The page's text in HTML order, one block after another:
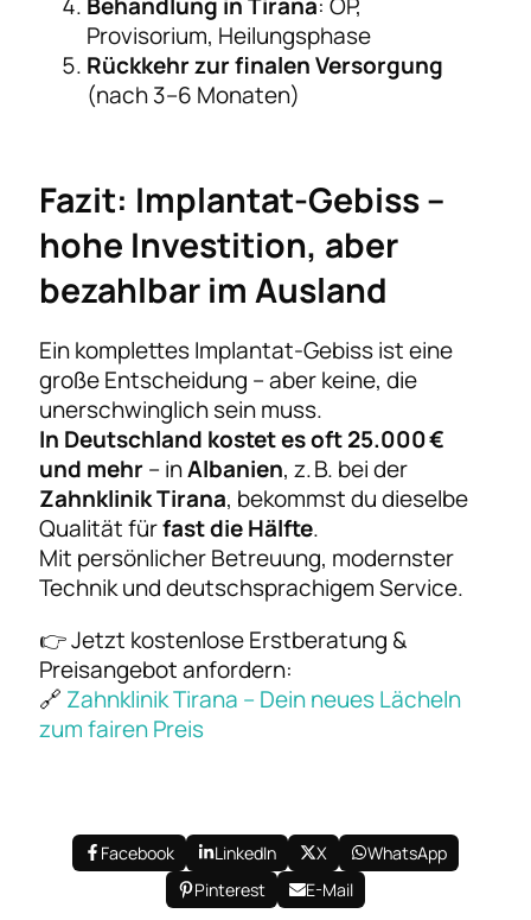
Provisorium, Heilungsphase
Rückkehr zur finalen Versorgung
(nach 3–6 Monaten)
Fazit: Implantat-Gebiss –
hohe Investition, aber
bezahlbar im Ausland
Ein komplettes Implantat-Gebiss ist eine
große Entscheidung – aber keine, die
unerschwinglich sein muss.
In Deutschland kostet es oft 25.000 €
und mehr– inAlbanien, z. B. bei der
Zahnklinik Tirana, bekommst du dieselbe
Qualität fürfast die Hälfte.
Mit persönlicher Betreuung, modernster
Technik und deutschsprachigem Service.
👉 Jetzt kostenlose Erstberatung &
Preisangebot anfordern:
🔗 Zahnklinik Tirana – Dein neues Lächeln
zum fairen Preis
Facebook LinkedIn X
WhatsApp
Pinterest
E-Mail